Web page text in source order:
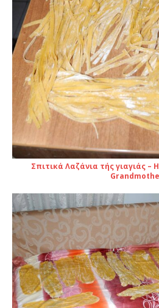
Σπιτικά Λαζάνια τής γιαγιάς